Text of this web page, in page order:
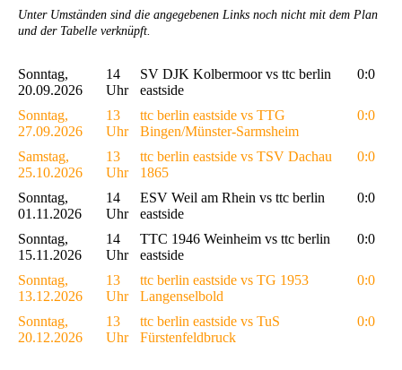
Unter Umständen sind die angegebenen Links noch nicht mit dem Plan
und der Tabelle verknüpft.
Sonntag,
20.09.2026
14
Uhr
SV DJK Kolbermoor vs ttc berlin
eastside
0:0
Sonntag,
27.09.2026
13
Uhr
ttc berlin eastside vs TTG
Bingen/Münster-Sarmsheim
0:0
Samstag,
25.10.2026
13
Uhr
ttc berlin eastside vs TSV Dachau
1865
0:0
Sonntag,
01.11.2026
14
Uhr
ESV Weil am Rhein vs ttc berlin
eastside
0:0
Sonntag,
15.11.2026
14
Uhr
TTC 1946 Weinheim vs ttc berlin
eastside
0:0
Sonntag,
13.12.2026
13
Uhr
ttc berlin eastside vs TG 1953
Langenselbold
0:0
Sonntag,
20.12.2026
13
Uhr
ttc berlin eastside vs TuS
Fürstenfeldbruck
0:0